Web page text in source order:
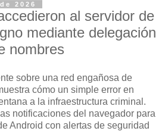
2026
al servidor de
mediante delegación
nombres
sobre una red engañosa de
cómo un simple error en
a la infraestructura criminal.
notificaciones del navegador para
Android con alertas de seguridad